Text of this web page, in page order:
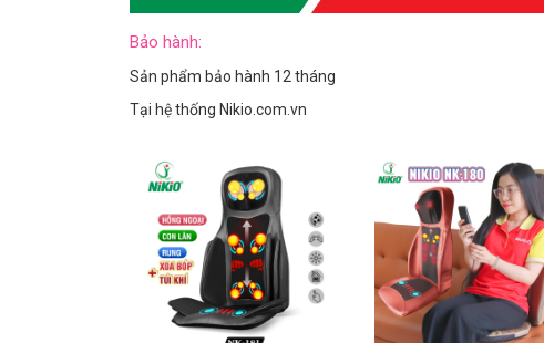
Bảo hành:
Sản phẩm bảo hành 12 tháng
Tại hệ thống Nikio.com.vn